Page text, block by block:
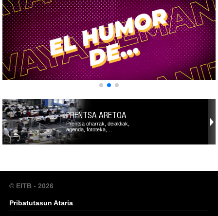
PRENTSA ARETOA
Prentsa oharrak, deialdiak,
agenda, fototeka,…
© EITB - 2026
Pribatutasun Ataria